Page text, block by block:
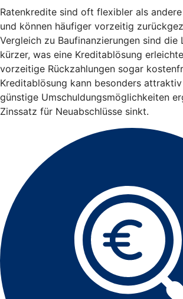
Ratenkredite sind oft flexibler als
und können häufiger vorzeitig
Vergleich zu Baufinanzierungen sind die
kürzer, was eine Kreditablösung
vorzeitige Rückzahlungen sogar
Kreditablösung kann besonders
günstige Umschuldungsmöglichkeiten
Zinssatz für Neuabschlüsse sinkt.